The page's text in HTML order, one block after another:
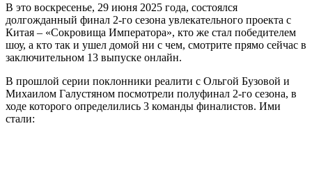
В это воскресенье, 29 июня 2025 года, состоялся
долгожданный финал 2-го сезона увлекательного проекта с
Китая – «Сокровища Императора», кто же стал победителем
шоу, а кто так и ушел домой ни с чем, смотрите прямо сейчас в
заключительном 13 выпуске онлайн.
В прошлой серии поклонники реалити с Ольгой Бузовой и
Михаилом Галустяном посмотрели полуфинал 2-го сезона, в
ходе которого определились 3 команды финалистов. Ими
стали: